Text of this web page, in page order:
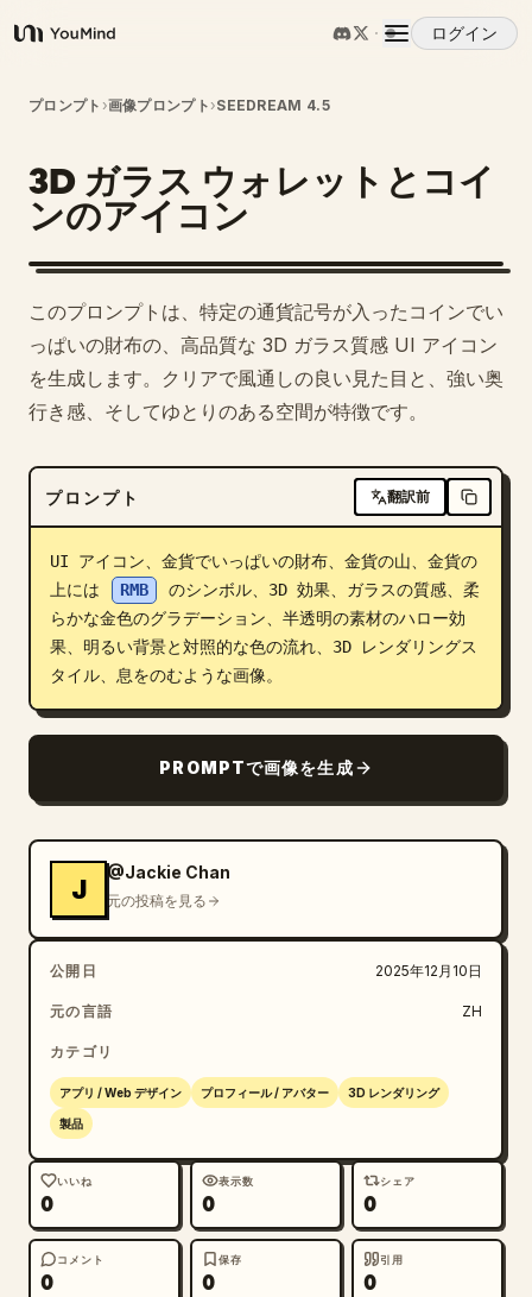
YouMind
ログイン
概要
ユースケース
スキル
プロンプト
料金
ダウンロード
ブログ
更新情報
プロンプト ›画像プロンプト ›SEEDREAM 4.5
3D ガラス ウォレットとコイ
ンのアイコン
このプロンプトは、特定の通貨記号が入ったコインでい
っぱいの財布の、高品質な 3D ガラス質感 UI アイコン
を生成します。クリアで風通しの良い見た目と、強い奥
行き感、そしてゆとりのある空間が特徴です。
プロンプト 翻訳前
UI アイコン、金貨でいっぱいの財布、金貨の山、金貨の
上には
RMB
のシンボル、3D 効果、ガラスの質感、柔
らかな金色のグラデーション、半透明の素材のハロー効
果、明るい背景と対照的な色の流れ、3D レンダリングス
タイル、息をのむような画像。
PROMPTで画像を生成
J
@Jackie Chan
元の投稿を見る
公開日 2025年12月10日
元の言語 ZH
カテゴリ
アプリ / Web デザイン プロフィール / アバター 3D レンダリング
製品
いいね
0
表示数
0
シェア
0
コメント
0
保存
0
引用
0